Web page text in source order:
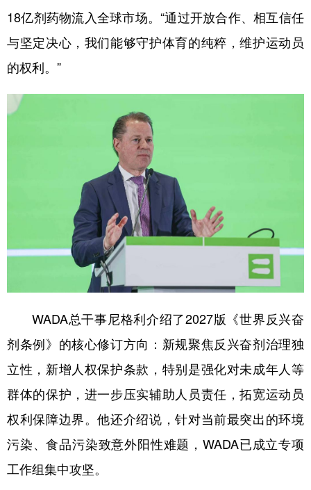
18亿剂药物流入全球市场。“通过开放合作、相互信任
与坚定决心，我们能够守护体育的纯粹，维护运动员
的权利。”
WADA总干事尼格利介绍了2027版《世界反兴奋
剂条例》的核心修订方向：新规聚焦反兴奋剂治理独
立性，新增人权保护条款，特别是强化对未成年人等
群体的保护，进一步压实辅助人员责任，拓宽运动员
权利保障边界。他还介绍说，针对当前最突出的环境
污染、食品污染致意外阳性难题，WADA已成立专项
工作组集中攻坚。